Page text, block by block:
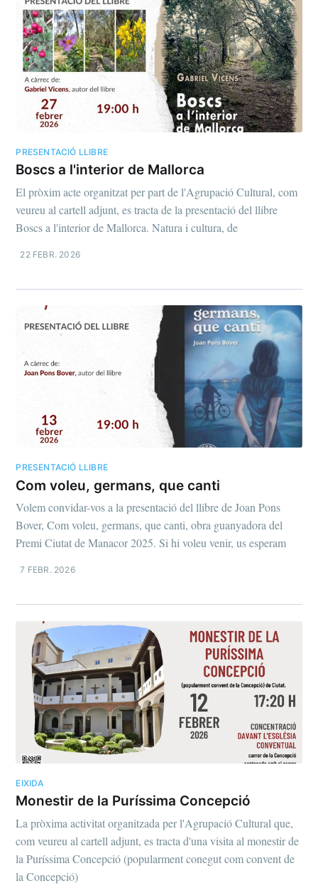
PRESENTACIÓ LLIBRE
Boscs a l'interior de Mallorca
El pròxim acte organitzat per part de l'Agrupació Cultural, com
veureu al cartell adjunt, es tracta de la presentació del llibre
Boscs a l'interior de Mallorca. Natura i cultura, de
22 FEBR. 2026
PRESENTACIÓ LLIBRE
Com voleu, germans, que canti
Volem convidar-vos a la presentació del llibre de Joan Pons
Bover, Com voleu, germans, que canti, obra guanyadora del
Premi Ciutat de Manacor 2025. Si hi voleu venir, us esperam
7 FEBR. 2026
EIXIDA
Monestir de la Puríssima Concepció
La pròxima activitat organitzada per l'Agrupació Cultural que,
com veureu al cartell adjunt, es tracta d'una visita al monestir de
la Puríssima Concepció (popularment conegut com convent de
la Concepció)